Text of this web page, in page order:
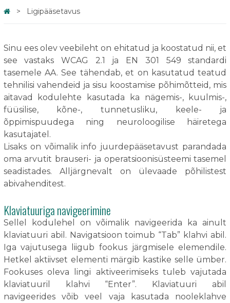
Ligipääsetavus
Sinu ees olev veebileht on ehitatud ja koostatud nii, et
see vastaks WCAG 2.1 ja EN 301 549 standardi
tasemele AA. See tähendab, et on kasutatud teatud
tehnilisi vahendeid ja sisu koostamise põhimõtteid, mis
aitavad kodulehte kasutada ka nägemis-, kuulmis-,
füüsilise, kõne-, tunnetusliku, keele- ja
õppimispuudega ning neuroloogilise häiretega
kasutajatel.
Lisaks on võimalik info juurdepääsetavust parandada
oma arvutit brauseri- ja operatsioonisüsteemi tasemel
seadistades. Alljärgnevalt on ülevaade põhilistest
abivahenditest.
Klaviatuuriga navigeerimine
Sellel kodulehel on võimalik navigeerida ka ainult
klaviatuuri abil. Navigatsioon toimub “Tab” klahvi abil.
Iga vajutusega liigub fookus järgmisele elemendile.
Hetkel aktiivset elementi märgib kastike selle ümber.
Fookuses oleva lingi aktiveerimiseks tuleb vajutada
klaviatuuril klahvi “Enter”. Klaviatuuri abil
navigeerides võib veel vaja kasutada nooleklahve